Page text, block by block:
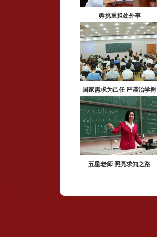
勇挑重担处外事
国家需求为己任 严谨治学树
榜样
五星老师 照亮求知之路